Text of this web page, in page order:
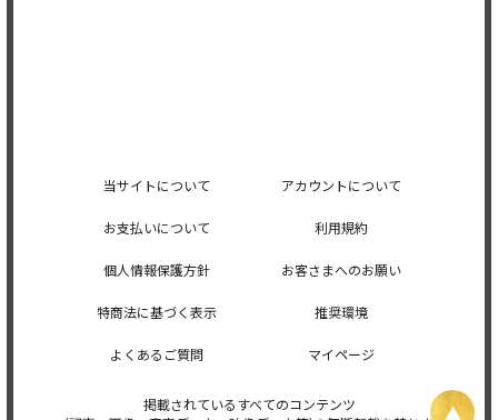
当サイトについて アカウントについて
お支払いについて 利用規約
個人情報保護方針 お客さまへのお願い
特商法に基づく表示 推奨環境
よくあるご質問 マイページ
掲載されているすべてのコンテンツ